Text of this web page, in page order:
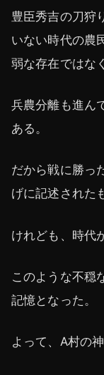
豊臣秀吉の刀狩
いない時代の農
弱な存在ではな
兵農分離も進ん
ある。
だから戦に勝っ
げに記述された
けれども、時代
このような不穏
記憶となった。
よって、A村の